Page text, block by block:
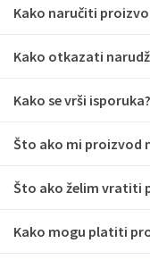
Kako naručiti
Kako otkazati
Kako se vrši isporuka?
Što ako mi proizvod
Što ako želim vratiti
Kako mogu platiti